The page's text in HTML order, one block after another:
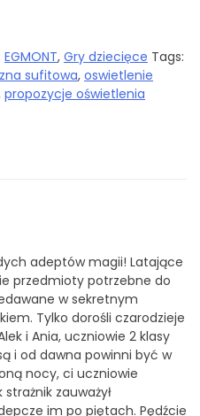
EGMONT, Gry dziecięce Tags:
sufitowa, oswietlenie
propozycje oświetlenia
adeptów magii! Latające
przedmioty potrzebne do
w sekretnym
Tylko dorośli czarodzieje
i Ania, uczniowie 2 klasy
i od dawna powinni być w
nocy, ci uczniowie
strażnik zauważył
im po piętach. Pędźcie